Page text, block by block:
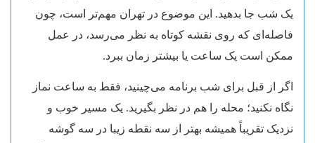
یک شب جا بدهید. این موضوع در تهران مهم‌تر است، چون
فاصله‌ای که روی نقشه کوتاه به نظر می‌رسد، در عمل
ممکن است یک ساعت یا بیشتر زمان ببرد.
اگر از قبل برای شب برنامه می‌چینید، فقط به ساعت نماز
نگاه نکنید؛ محله را هم در نظر بگیرید. یک مسیر خوب و
نزدیک تقریباً همیشه بهتر از سه نقطه زیبا در سه گوشه